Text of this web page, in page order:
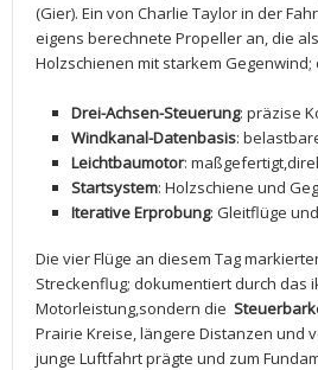
(Gier). Ein von Charlie‍ Taylor in der
eigens berechnete Propeller an, die
Holzschienen mit⁤ starkem⁢
Drei-Achsen-Steuerung: präzise
Windkanal-Datenbasis:
Leichtbaumotor:
Startsystem: Holzschiene und
Iterative Erprobung: Gleitflüge⁤
Die vier Flüge ⁣an diesem Tag
Streckenflug; dokumentiert durch das
Motorleistung,sondern die ⁣
Prairie Kreise, ⁢längere Distanzen und⁣
junge Luftfahrt prägte und zum